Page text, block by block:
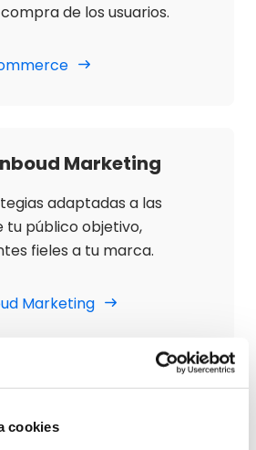
cookies
de los usuarios.
Marketing
adaptadas a las
tu público objetivo,
fieles a tu marca.
Marketing
enfocadas en